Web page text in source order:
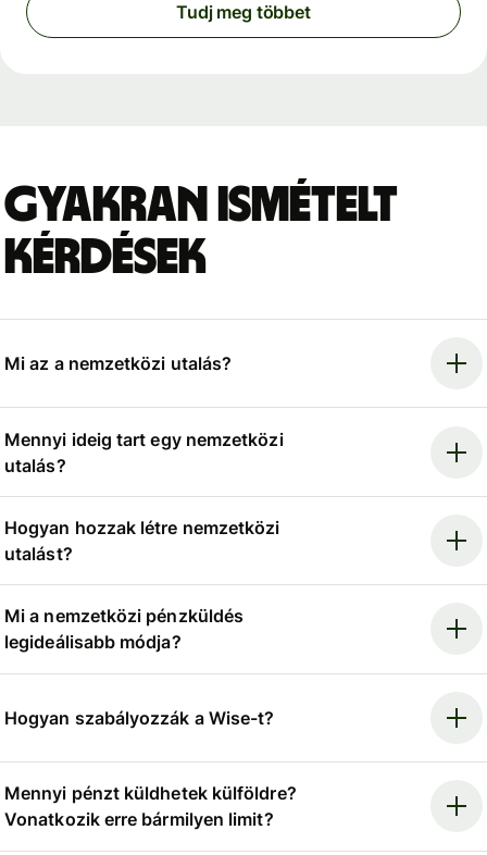
Tudj meg többet
Gyakran ismételt
kérdések
Mi az a nemzetközi utalás?
Mennyi ideig tart egy nemzetközi
utalás?
Hogyan hozzak létre nemzetközi
utalást?
Mi a nemzetközi pénzküldés
legideálisabb módja?
Hogyan szabályozzák a Wise-t?
Mennyi pénzt küldhetek külföldre?
Vonatkozik erre bármilyen limit?